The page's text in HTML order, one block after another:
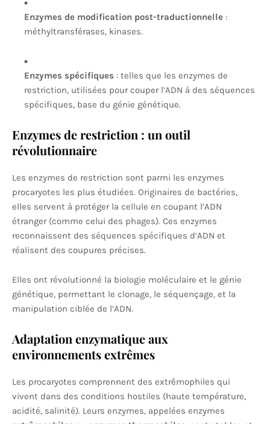
Enzymes de modification post-traductionnelle :
méthyltransférases, kinases.
Enzymes spécifiques : telles que les enzymes de
restriction, utilisées pour couper l’ADN à des séquences
spécifiques, base du génie génétique.
Enzymes de restriction : un outil
révolutionnaire
Les enzymes de restriction sont parmi les enzymes
procaryotes les plus étudiées. Originaires de bactéries,
elles servent à protéger la cellule en coupant l’ADN
étranger (comme celui des phages). Ces enzymes
reconnaissent des séquences spécifiques d’ADN et
réalisent des coupures précises.
Elles ont révolutionné la biologie moléculaire et le génie
génétique, permettant le clonage, le séquençage, et la
manipulation ciblée de l’ADN.
Adaptation enzymatique aux
environnements extrêmes
Les procaryotes comprennent des extrêmophiles qui
vivent dans des conditions hostiles (haute température,
acidité, salinité). Leurs enzymes, appelées enzymes